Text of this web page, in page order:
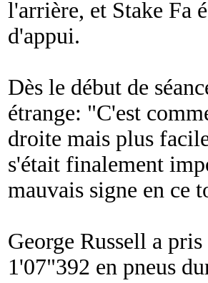
l'arrière, et Stake Fa
d'appui.
Dès le début de
étrange: "C'est
droite mais plus
s'était finalement
mauvais signe en ce
George Russell a
1'07"392 en pneus